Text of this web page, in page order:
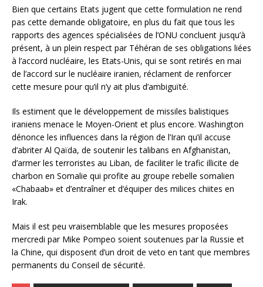
Bien que certains Etats jugent que cette formulation ne rend
pas cette demande obligatoire, en plus du fait que tous les
rapports des agences spécialisées de l’ONU concluent jusqu’à
présent, à un plein respect par Téhéran de ses obligations liées
à l’accord nucléaire, les Etats-Unis, qui se sont retirés en mai
de l’accord sur le nucléaire iranien, réclament de renforcer
cette mesure pour qu’il n’y ait plus d’ambiguïté.
Ils estiment que le développement de missiles balistiques
iraniens menace le Moyen-Orient et plus encore. Washington
dénonce les influences dans la région de l’Iran qu’il accuse
d’abriter Al Qaïda, de soutenir les talibans en Afghanistan,
d’armer les terroristes au Liban, de faciliter le trafic illicite de
charbon en Somalie qui profite au groupe rebelle somalien
«Chabaab» et d’entraîner et d’équiper des milices chiites en
Irak.
Mais il est peu vraisemblable que les mesures proposées
mercredi par Mike Pompeo soient soutenues par la Russie et
la Chine, qui disposent d’un droit de veto en tant que membres
permanents du Conseil de sécurité.